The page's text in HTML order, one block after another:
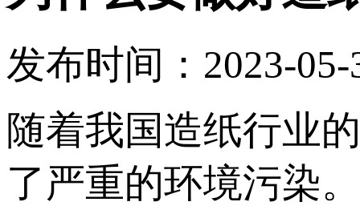
发布时间：2023-05-
随着我国造纸行业
了严重的环境污染